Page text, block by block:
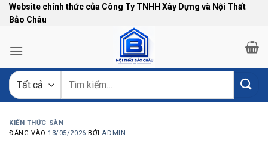
Bỏ
qua
dung
Website chính thức của Công Ty TNHH Xây Dựng và Nội Thất
Bảo Châu
kiếm:
KIẾN THỨC SÀN
ĐĂNG VÀO13/05/2026 BỞIADMIN